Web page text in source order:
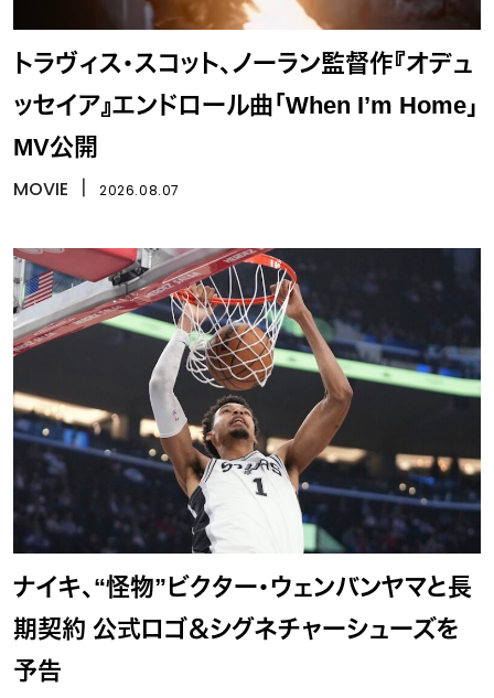
トラヴィス・スコット、ノーラン監督作『オデュ
ッセイア』エンドロール曲「When I’m Home」
MV公開
MOVIE 2026.08.07
ナイキ、“怪物”ビクター・ウェンバンヤマと長
期契約 公式ロゴ＆シグネチャーシューズを
予告